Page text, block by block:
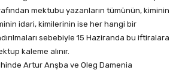
mektubu yazanların tümünün, kiminin
idari, kimilerinin ise her hangi bir
sebebiyle 15 Haziranda bu iftiralara
kaleme alınır.
Artur Anşba ve Oleg Damenia